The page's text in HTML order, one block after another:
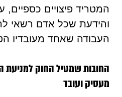
המטריד פיצויים כספיים,
והידעת שכל אדם רשאי
העבודה שאחד מעובדיו
החובות שמטיל החוק למניעת
מעסיק ועובד